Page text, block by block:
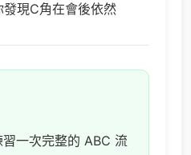
現C角在會後依然
一次完整的 ABC 流